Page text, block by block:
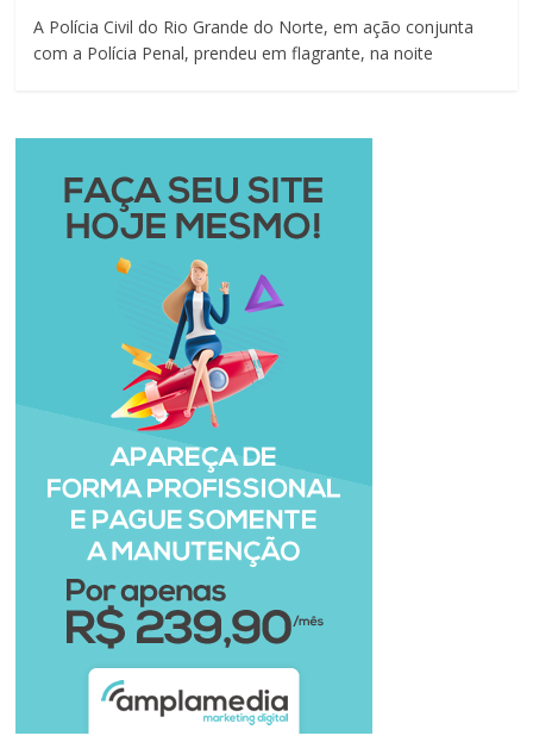
A Polícia Civil do Rio Grande do Norte, em ação conjunta
com a Polícia Penal, prendeu em flagrante, na noite